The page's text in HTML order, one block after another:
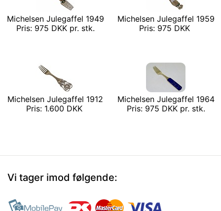
Michelsen Julegaffel 1949
Pris: 975 DKK pr. stk.
Michelsen Julegaffel 1959
Pris: 975 DKK
Michelsen Julegaffel 1912
Pris: 1.600 DKK
Michelsen Julegaffel 1964
Pris: 975 DKK pr. stk.
Vi tager imod følgende: